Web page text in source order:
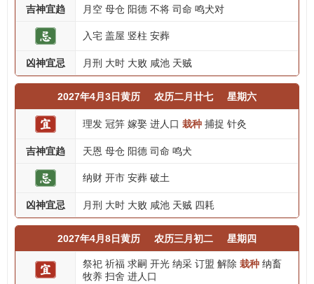
吉神宜趋 月空 母仓 阳德 不将 司命 鸣犬对
入宅 盖屋 竖柱 安葬
凶神宜忌 月刑 大时 大败 咸池 天贼
2027年4月3日黄历 农历二月廿七 星期六
理发 冠笄 嫁娶 进人口 栽种 捕捉 针灸
吉神宜趋 天恩 母仓 阳德 司命 鸣犬
纳财 开市 安葬 破土
凶神宜忌 月刑 大时 大败 咸池 天贼 四耗
2027年4月8日黄历 农历三月初二 星期四
祭祀 祈福 求嗣 开光 纳采 订盟 解除 栽种 纳畜
牧养 扫舍 进人口